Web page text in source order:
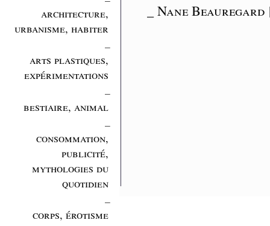
architecture,
urbanisme, habiter
arts plastiques,
expérimentations
bestiaire, animal
consommation,
publicité,
mythologies du
quotidien
corps, érotisme
_ Nane